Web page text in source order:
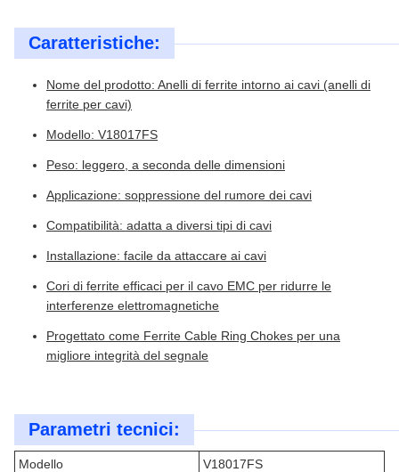
Caratteristiche:
Nome del prodotto: Anelli di ferrite intorno ai cavi (anelli di
ferrite per cavi)
Modello: V18017FS
Peso: leggero, a seconda delle dimensioni
Applicazione: soppressione del rumore dei cavi
Compatibilità: adatta a diversi tipi di cavi
Installazione: facile da attaccare ai cavi
Cori di ferrite efficaci per il cavo EMC per ridurre le
interferenze elettromagnetiche
Progettato come Ferrite Cable Ring Chokes per una
migliore integrità del segnale
Parametri tecnici:
Modello V18017FS